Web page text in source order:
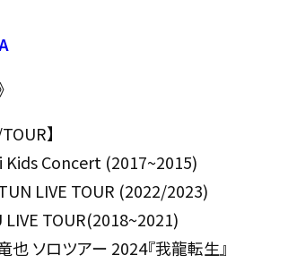
】
Kids Concert (2017~2015)
TUN LIVE TOUR (2022/2023)
LIVE TOUR(2018~2021)
也 ソロツアー 2024『我龍転生』